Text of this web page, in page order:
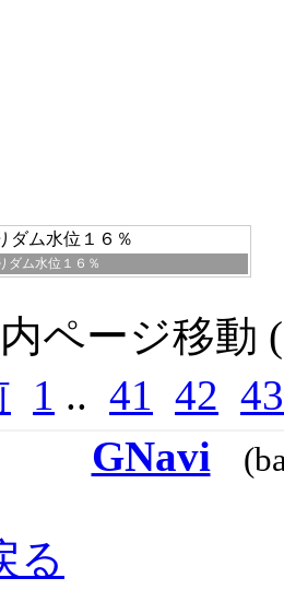
ダム水位１６％
ページ移動
1 .. 41 42 43
GNavi
る